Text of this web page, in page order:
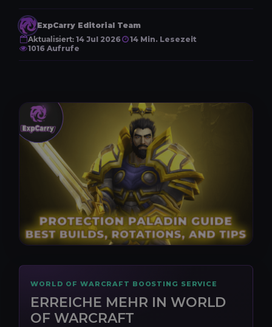
ExpCarry Editorial Team
Aktualisiert: 14 Jul 2026
14 Min. Lesezeit
1016 Aufrufe
WORLD OF WARCRAFT BOOSTING SERVICE
ERREICHE MEHR IN WORLD
OF WARCRAFT